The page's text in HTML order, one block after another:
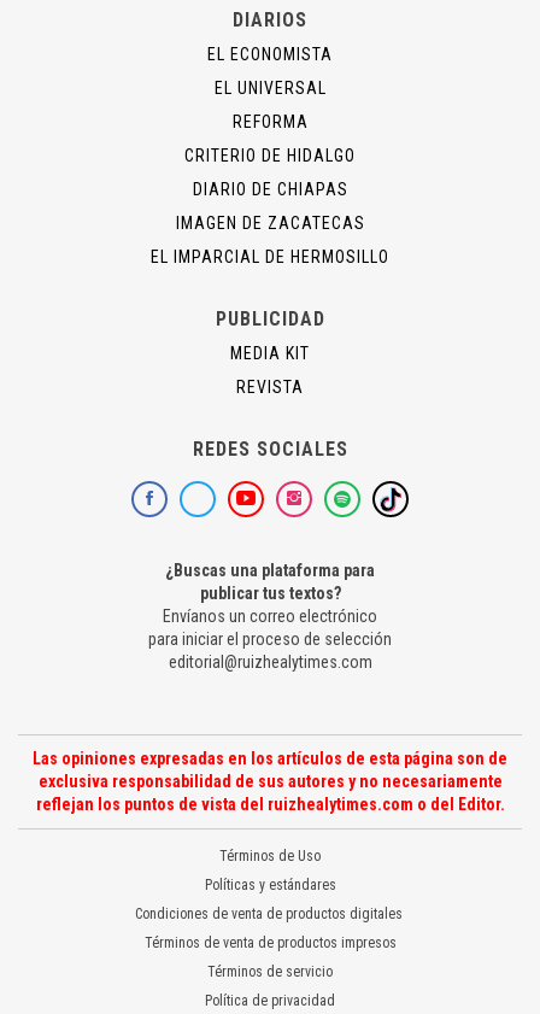
DIARIOS
EL ECONOMISTA
EL UNIVERSAL
REFORMA
CRITERIO DE HIDALGO
DIARIO DE CHIAPAS
IMAGEN DE ZACATECAS
EL IMPARCIAL DE HERMOSILLO
PUBLICIDAD
MEDIA KIT
REVISTA
REDES SOCIALES
¿Buscas una plataforma para
publicar tus textos?
Envíanos un correo electrónico
para iniciar el proceso de selección
editorial@ruizhealytimes.com
Las opiniones expresadas en los artículos de esta página son de
exclusiva responsabilidad de sus autores y no necesariamente
reflejan los puntos de vista del ruizhealytimes.com o del Editor.
Términos de Uso
Políticas y estándares
Condiciones de venta de productos digitales
Términos de venta de productos impresos
Términos de servicio
Política de privacidad